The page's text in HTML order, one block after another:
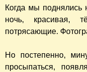
Когда мы
ночь, красивая,
потрясающие.
Но постепенно,
просыпаться,